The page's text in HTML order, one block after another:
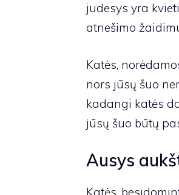
judesys yra
atnešimo
Katės,
nors jūsų šuo
kadangi katės
jūsų šuo būtų
Ausys